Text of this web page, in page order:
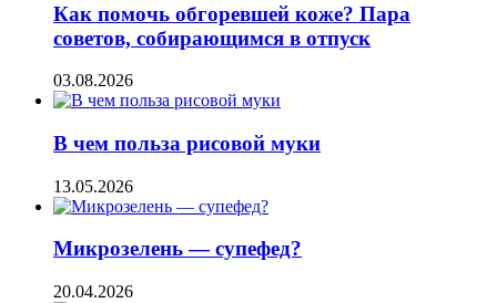
Как помочь обгоревшей коже? Пара
советов, собирающимся в отпуск
03.08.2026
В чем польза рисовой муки
13.05.2026
Микрозелень — супефед?
20.04.2026